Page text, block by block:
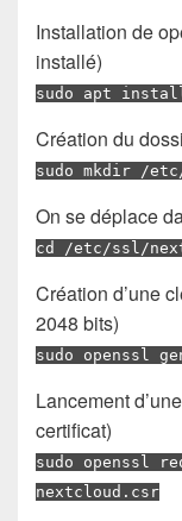
Installation de
installé)
sudo apt
Création du
sudo mkdir /
On se déplace
cd /etc/ssl/
Création d’une
2048 bits)
sudo openssl
Lancement
certificat)
sudo openssl
nextcloud.csr